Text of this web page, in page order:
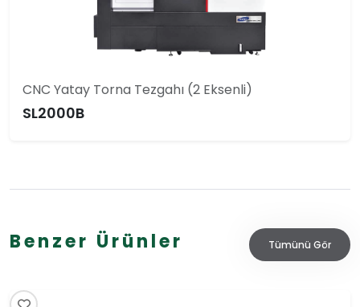
CNC Yatay Torna Tezgahı (2 Eksenli)
SL2000B
Benzer Ürünler Tümünü Gör